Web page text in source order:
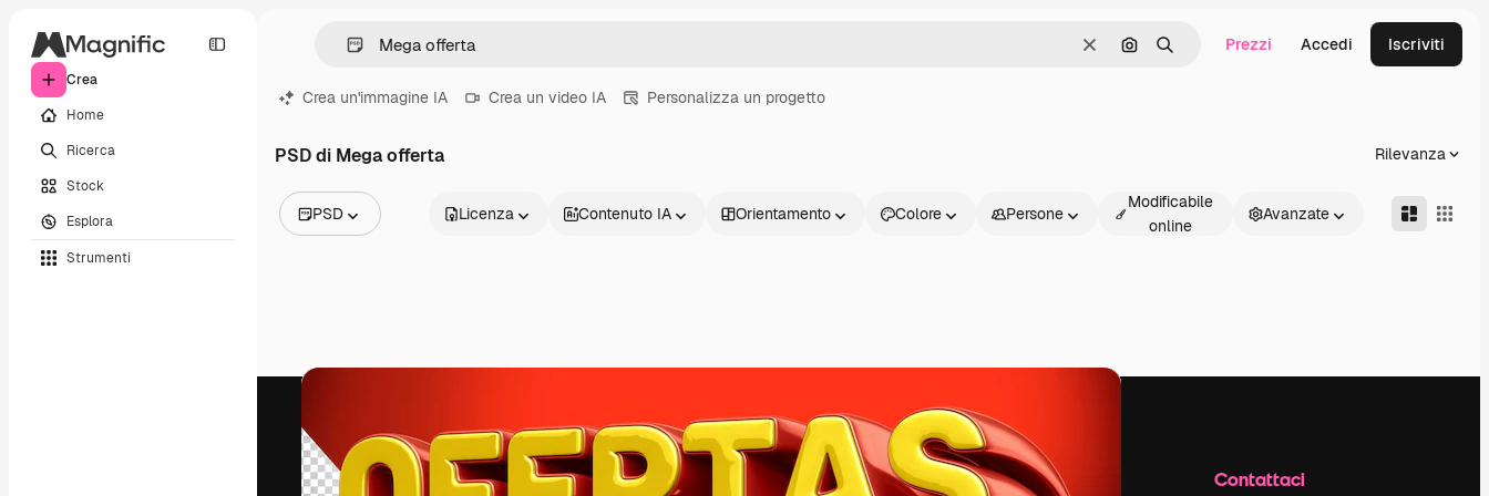
Crea
Home
Ricerca
Stock
Esplora
Strumenti
CancellaCerca per immagine
Ricerca Prezzi Accedi Iscriviti
Crea un'immagine IA Crea un video IA Personalizza un progetto
PSD di Mega offerta Rilevanza
PSD
Video
Modelli di video
Icone
Modelli 3D
Font
Licenza Contenuto IA Orientamento Colore Persone
Modificabile
online
Avanzate
Prodotti Inizia Azienda Contattaci